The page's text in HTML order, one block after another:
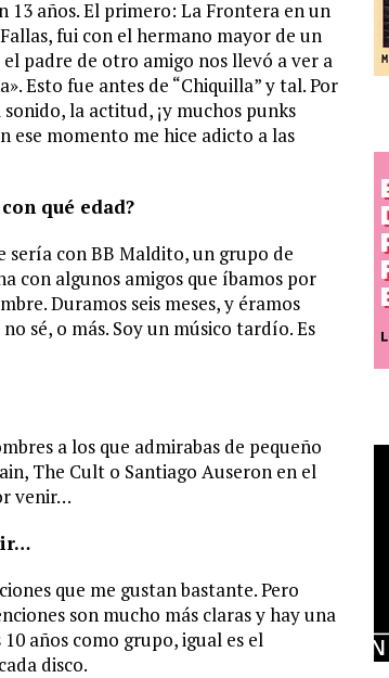
13 años. El primero: La Frontera en un
fui con el hermano mayor de un
padre de otro amigo nos llevó a ver a
Esto fue antes de “Chiquilla” y tal. Por
la actitud, ¡y muchos punks
ese momento me hice adicto a las
qué edad?
sería con BB Maldito, un grupo de
con algunos amigos que íbamos por
Duramos seis meses, y éramos
sé, o más. Soy un músico tardío. Es
a los que admirabas de pequeño
The Cult o Santiago Auseron en el
venir…
que me gustan bastante. Pero
son mucho más claras y hay una
años como grupo, igual es el
disco.